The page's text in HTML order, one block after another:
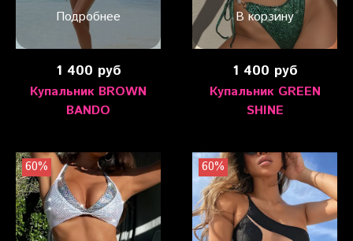
Подробнее
1 400 руб
Купальник BROWN
BANDO
В корзину
1 400 руб
Купальник GREEN
SHINE
60% 60%